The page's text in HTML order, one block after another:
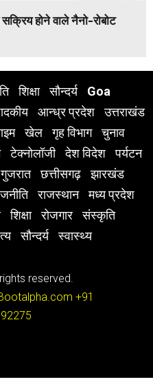
होने वाले नैनो-रोबोट
शिक्षा सौन्दर्य
Goa
आन्ध्र प्रदेश
उत्तराखंड
खेल गृह विभाग
चुनाव
टेक्नोलॉजी देश विदेश
पर्यटन
गुजरात छत्तीसगढ़
झारखंड
राजस्थान
मध्य प्रदेश
शिक्षा रोजगार
संस्कृति
सौन्दर्य स्वास्थ्य
reserved.
+91